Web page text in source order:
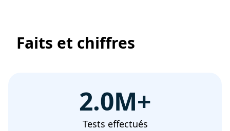
Faits et chiffres
2.0M+
Tests effectués